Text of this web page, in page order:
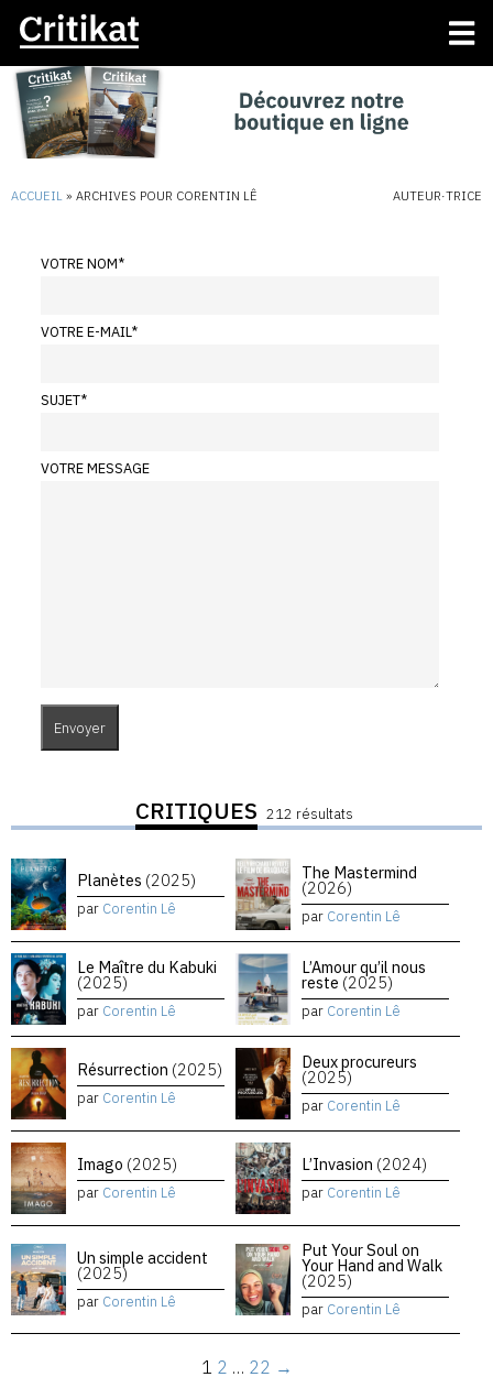
ACCUEIL » ARCHIVES POUR CORENTIN LÊ AUTEUR·TRICE
VOTRE NOM*
VOTRE E-MAIL*
SUJET*
VOTRE MESSAGE
CRITIQUES 212 résultats
Planètes (2025)
par Corentin Lê
The Mastermind
(2026)
par Corentin Lê
Le Maître du Kabuki
(2025)
par Corentin Lê
L’Amour qu’il nous
reste (2025)
par Corentin Lê
Résurrection (2025)
par Corentin Lê
Deux procureurs
(2025)
par Corentin Lê
Imago (2025)
par Corentin Lê
L’Invasion (2024)
par Corentin Lê
Un simple accident
(2025)
par Corentin Lê
Put Your Soul on
Your Hand and Walk
(2025)
par Corentin Lê
1 2 … 22 →